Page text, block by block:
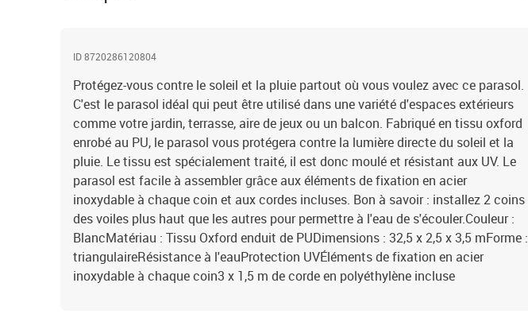
ID 8720286120804
Protégez-vous contre le soleil et la pluie partout où vous voulez avec ce parasol.
C'est le parasol idéal qui peut être utilisé dans une variété d'espaces extérieurs
comme votre jardin, terrasse, aire de jeux ou un balcon. Fabriqué en tissu oxford
enrobé au PU, le parasol vous protégera contre la lumière directe du soleil et la
pluie. Le tissu est spécialement traité, il est donc moulé et résistant aux UV. Le
parasol est facile à assembler grâce aux éléments de fixation en acier
inoxydable à chaque coin et aux cordes incluses. Bon à savoir : installez 2 coins
des voiles plus haut que les autres pour permettre à l'eau de s'écouler.Couleur :
BlancMatériau : Tissu Oxford enduit de PUDimensions : 32,5 x 2,5 x 3,5 mForme :
triangulaireRésistance à l'eauProtection UVÉléments de fixation en acier
inoxydable à chaque coin3 x 1,5 m de corde en polyéthylène incluse